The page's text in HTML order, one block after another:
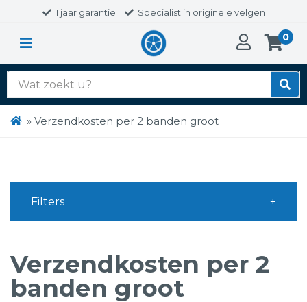
1 jaar garantie Specialist in originele velgen
0
Zoek
naar:
» Verzendkosten per 2 banden groot
Verzendkosten per 2
banden groot
Filters